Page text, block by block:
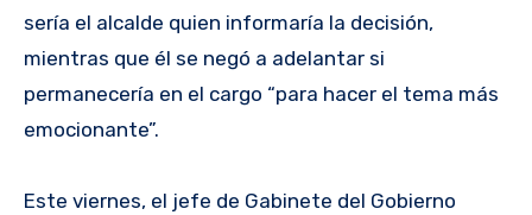
sería el alcalde quien informaría la decisión,
mientras que él se negó a adelantar si
permanecería en el cargo “para hacer el tema más
emocionante”.
Este viernes, el jefe de Gabinete del Gobierno